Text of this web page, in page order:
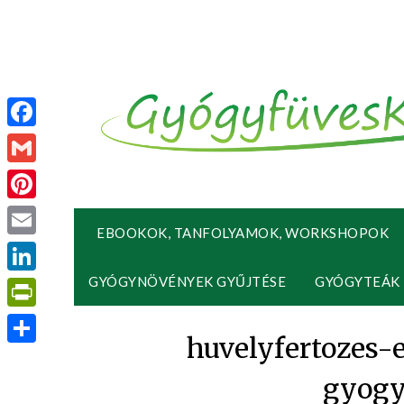
EBOOKOK, TANFOLYAMOK, WORKSHOPOK
GYÓGYNÖVÉNYEK GYŰJTÉSE GYÓGYTEÁK
huvelyfertozes-
Facebook
Gmail
Pinterest
Email
LinkedIn
PrintFriendly